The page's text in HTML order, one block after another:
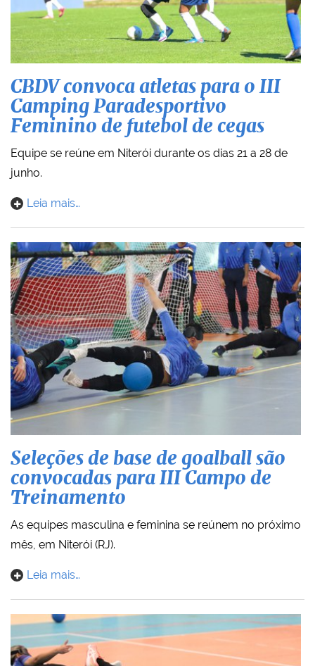
CBDV convoca atletas para o III
Camping Paradesportivo
Feminino de futebol de cegas
Equipe se reúne em Niterói durante os dias 21 a 28 de
junho.
Leia mais…
Seleções de base de goalball são
convocadas para III Campo de
Treinamento
As equipes masculina e feminina se reúnem no próximo
mês, em Niterói (RJ).
Leia mais…